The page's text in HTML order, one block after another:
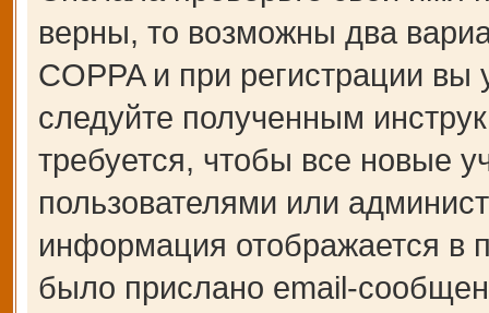
верны, то возможны два
COPPA и при регистрации вы
следуйте полученным
требуется, чтобы все новые
пользователями или
информация отображается в
было прислано email-